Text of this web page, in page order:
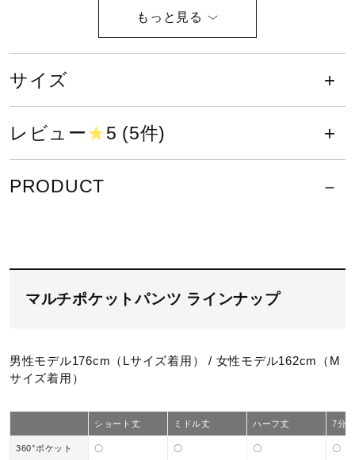
コラボ／ライセンス
その他
サポート
取扱店一覧
い洗濯ができる
ン仕上げができる
サイズ
レビュー★5 (5件)
PRODUCT
マルチポケットパンツ ラインナップ
男性モデル176cm（Lサイズ着用） / 女性モデル162cm（M
サイズ着用）
ショート丈 ミドル丈 ハーフ丈 7分
360°ポケット 〇 〇 〇 〇